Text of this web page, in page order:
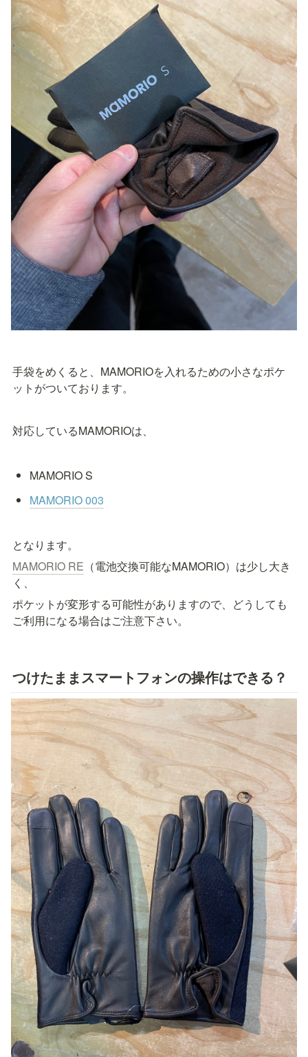
手袋をめくると、MAMORIOを入れるための小さなポケ
ットがついております。
対応しているMAMORIOは、
MAMORIO S
MAMORIO 003
となります。
MAMORIO RE （電池交換可能なMAMORIO）は少し大き
く、
ポケットが変形する可能性がありますので、どうしても
ご利用になる場合はご注意下さい。
つけたままスマートフォンの操作はできる？